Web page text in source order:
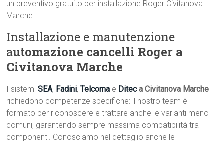
un preventivo gratuito per installazione Roger Civitanova
Marche.
Installazione e manutenzione
automazione cancelli Roger a
Civitanova Marche
I sistemiSEA, Fadini,Telcoma e Diteca Civitanova Marche
richiedono competenze specifiche: il nostro team è
formato per riconoscere e trattare anche le varianti meno
comuni, garantendo sempre massima compatibilità tra
componenti. Conosciamo nel dettaglio anche le